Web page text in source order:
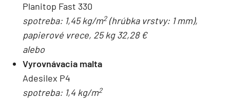
Planitop Fast 330
spotreba: 1,45 kg/m2(hrúbka vrstvy: 1 mm),
papierové vrece, 25 kg 32,28 €
alebo
Vyrovnávacia malta
Adesilex P4
spotreba: 1,4 kg/m2